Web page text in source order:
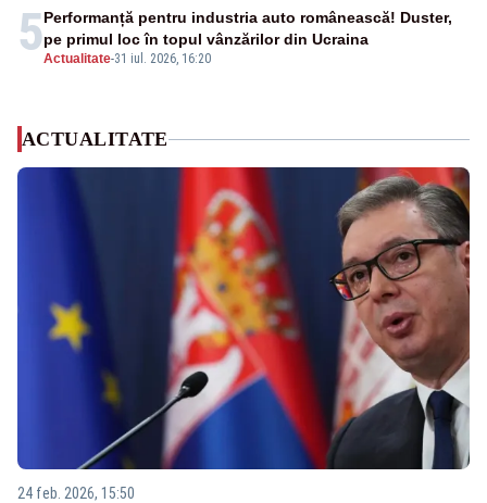
5Actualitate-31 iul. 2026, 16:20
Performanță pentru industria auto românească! Duster,
pe primul loc în topul vânzărilor din Ucraina
ACTUALITATE
24 feb. 2026, 15:50